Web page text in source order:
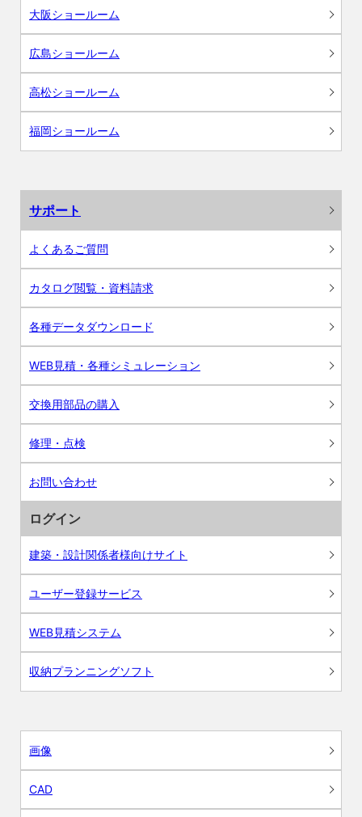
大阪ショールーム
広島ショールーム
高松ショールーム
福岡ショールーム
サポート
よくあるご質問
カタログ閲覧・資料請求
各種データダウンロード
WEB見積・各種シミュレーション
交換用部品の購入
修理・点検
お問い合わせ
ログイン
建築・設計関係者様向けサイト
ユーザー登録サービス
WEB見積システム
収納プランニングソフト
画像
CAD